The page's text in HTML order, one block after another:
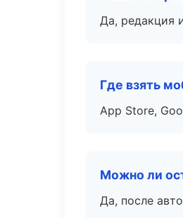
Да, редакция
Где взять
App Store,
Можно ли
Да, после